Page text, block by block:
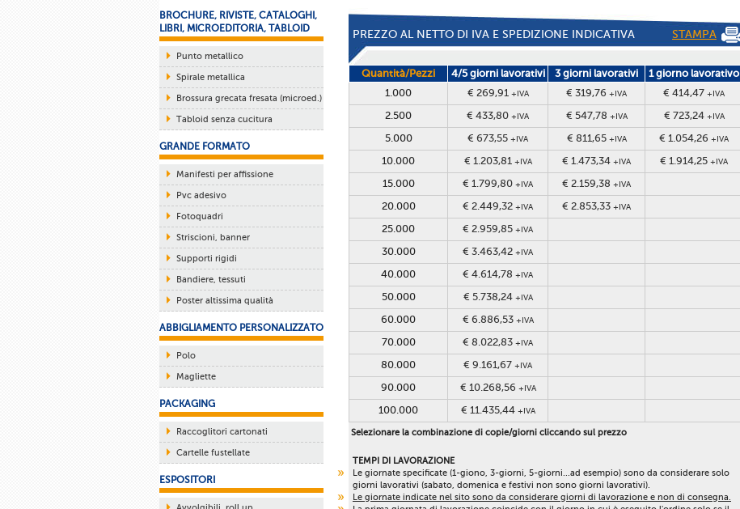
BROCHURE, RIVISTE, CATALOGHI,
LIBRI, MICROEDITORIA, TABLOID
Punto metallico
Spirale metallica
Brossura grecata fresata (microed.)
Tabloid senza cucitura
GRANDE FORMATO
Manifesti per affissione
Pvc adesivo
Fotoquadri
Striscioni, banner
Supporti rigidi
Bandiere, tessuti
Poster altissima qualità
ABBIGLIAMENTO PERSONALIZZATO
Polo
Magliette
PACKAGING
Raccoglitori cartonati
Cartelle fustellate
ESPOSITORI
PREZZO AL NETTO DI IVA E SPEDIZIONE INDICATIVA STAMPA
Quantità/Pezzi 4/5 giorni lavorativi 3 giorni lavorativi
1 giorno lavorativo
1.000
€ 269,91 +IVA € 319,76 +IVA € 414,47 +IVA
2.500 € 433,80 +IVA € 547,78 +IVA € 723,24 +IVA
5.000 € 673,55 +IVA € 811,65 +IVA € 1.054,26 +IVA
10.000 € 1.203,81 +IVA € 1.473,34 +IVA € 1.914,25 +IVA
15.000 € 1.799,80 +IVA € 2.159,38 +IVA
20.000 € 2.449,32 +IVA € 2.853,33 +IVA
25.000 € 2.959,85 +IVA
30.000 € 3.463,42 +IVA
40.000 € 4.614,78 +IVA
50.000 € 5.738,24 +IVA
60.000 € 6.886,53 +IVA
70.000 € 8.022,83 +IVA
80.000 € 9.161,67 +IVA
90.000 € 10.268,56 +IVA
100.000 € 11.435,44 +IVA
Selezionare la combinazione di copie/giorni cliccando sul prezzo
TEMPI DI LAVORAZIONE
Le giornate specificate (1-giono, 3-giorni, 5-giorni...ad esempio) sono da considerare solo
giorni lavorativi (sabato, domenica e festivi non sono giorni lavorativi).
Le giornate indicate nel sito sono da considerare giorni di lavorazione e non di consegna.